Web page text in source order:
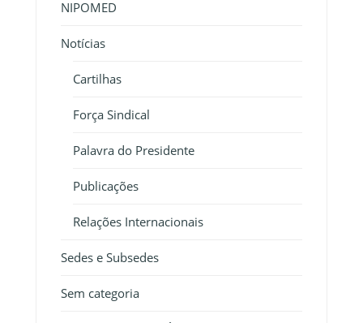
NIPOMED
Notícias
Cartilhas
Força Sindical
Palavra do Presidente
Publicações
Relações Internacionais
Sedes e Subsedes
Sem categoria